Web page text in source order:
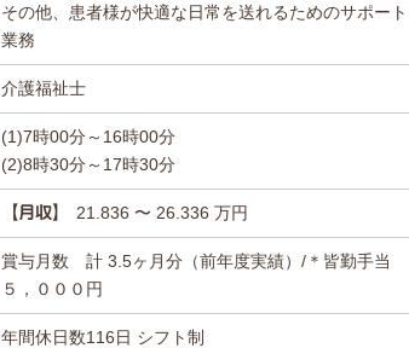
その他、患者様が快適な日常を送れるためのサポート
業務
介護福祉士
(1)7時00分～16時00分
(2)8時30分～17時30分
【月収】 21.836 〜 26.336 万円
賞与月数 計 3.5ヶ月分（前年度実績）/＊皆勤手当
５，０００円
年間休日数116日 シフト制